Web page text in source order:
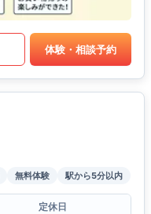
体験・相談予約
無料体験 駅から5分以内
定休日